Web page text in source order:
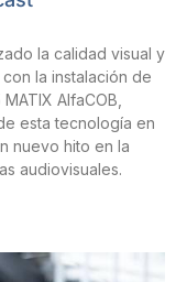
la calidad visual y
la instalación de
AlfaCOB,
esta tecnología en
nuevo hito en la
audiovisuales.